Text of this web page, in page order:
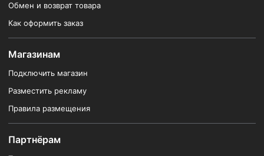
Обмен и возврат товара
Как оформить заказ
Магазинам
Подключить магазин
Разместить рекламу
Правила размещения
Партнёрам